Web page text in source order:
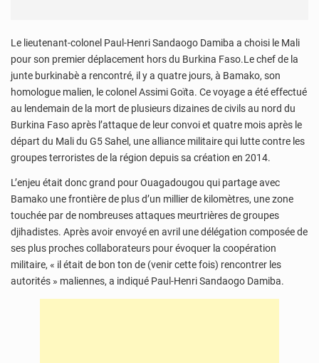
Le lieutenant-colonel Paul-Henri Sandaogo Damiba a choisi le Mali
pour son premier déplacement hors du Burkina Faso.Le chef de la
junte burkinabè a rencontré, il y a quatre jours, à Bamako, son
homologue malien, le colonel Assimi Goïta. Ce voyage a été effectué
au lendemain de la mort de plusieurs dizaines de civils au nord du
Burkina Faso après l’attaque de leur convoi et quatre mois après le
départ du Mali du G5 Sahel, une alliance militaire qui lutte contre les
groupes terroristes de la région depuis sa création en 2014.
L’enjeu était donc grand pour Ouagadougou qui partage avec
Bamako une frontière de plus d’un millier de kilomètres, une zone
touchée par de nombreuses attaques meurtrières de groupes
djihadistes. Après avoir envoyé en avril une délégation composée de
ses plus proches collaborateurs pour évoquer la coopération
militaire, « il était de bon ton de (venir cette fois) rencontrer les
autorités » maliennes, a indiqué Paul-Henri Sandaogo Damiba.